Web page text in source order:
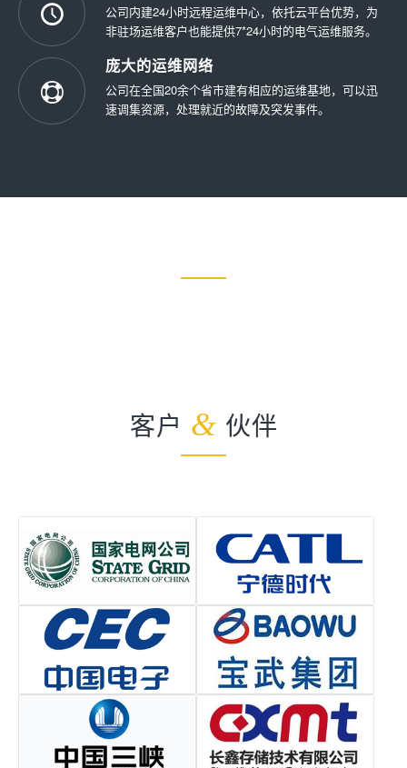
公司内建24小时远程运维中心，依托云平台优势，为
非驻场运维客户也能提供7*24小时的电气运维服务。
庞大的运维网络
公司在全国20余个省市建有相应的运维基地，可以迅
速调集资源，处理就近的故障及突发事件。
客户 & 伙伴